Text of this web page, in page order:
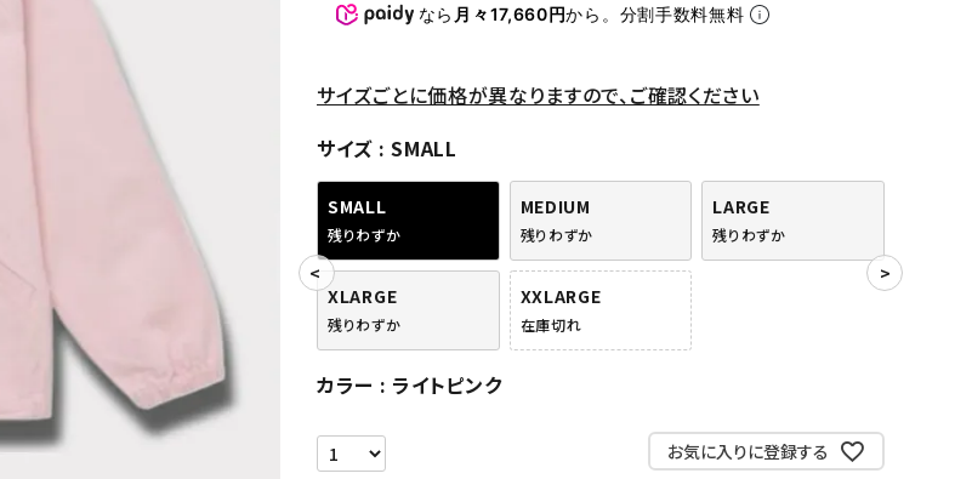
なら 月々17,660円から。分割手数料無料
サイズごとに価格が異なりますので、ご確認ください
サイズ
SMALL
SMALL
残りわずか
MEDIUM
残りわずか
LARGE
残りわずか
XLARGE
残りわずか
XXLARGE
在庫切れ
カラー ライトピンク
お気に入りに登録する